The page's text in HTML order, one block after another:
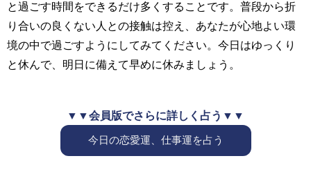
と過ごす時間をできるだけ多くすることです。普段から折
り合いの良くない人との接触は控え、あなたが心地よい環
境の中で過ごすようにしてみてください。今日はゆっくり
と休んで、明日に備えて早めに休みましょう。
▼▼会員版でさらに詳しく占う▼▼
今日の恋愛運、仕事運を占う